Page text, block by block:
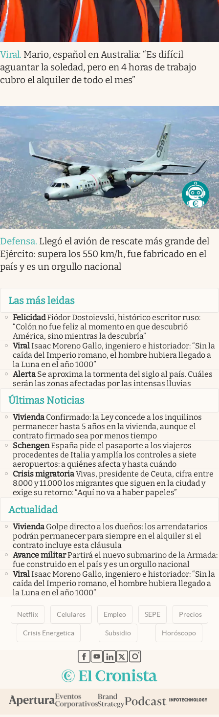
Viral. Mario, español en Australia: “Es difícil
aguantar la soledad, pero en 4 horas de trabajo
cubro el alquiler de todo el mes”
Defensa. Llegó el avión de rescate más grande del
Ejército: supera los 550 km/h, fue fabricado en el
país y es un orgullo nacional
Las más leidas
FelicidadFiódor Dostoievski, histórico escritor ruso:
“Colón no fue feliz al momento en que descubrió
América, sino mientras la descubría”
ViralIsaac Moreno Gallo, ingeniero e historiador: “Sin la
caída del Imperio romano, el hombre hubiera llegado a
la Luna en el año 1000”
Alerta Se aproxima la tormenta del siglo al país. Cuáles
serán las zonas afectadas por las intensas lluvias
Últimas Noticias
Vivienda Confirmado: la Ley concede a los inquilinos
permanecer hasta 5 años en la vivienda, aunque el
contrato firmado sea por menos tiempo
SchengenEspaña pide el pasaporte a los viajeros
procedentes de Italia y amplía los controles a siete
aeropuertos: a quiénes afecta y hasta cuándo
Crisis migratoriaVivas, presidente de Ceuta, cifra entre
8.000 y 11.000 los migrantes que siguen en la ciudad y
exige su retorno: “Aquí no va a haber papeles”
Actualidad
Vivienda Golpe directo a los dueños: los arrendatarios
podrán permanecer para siempre en el alquiler si el
contrato incluye esta cláusula
Avance militarPartirá el nuevo submarino de la Armada:
fue construido en el país y es un orgullo nacional
ViralIsaac Moreno Gallo, ingeniero e historiador: “Sin la
caída del Imperio romano, el hombre hubiera llegado a
la Luna en el año 1000”
Netflix Celulares Empleo SEPE Precios
Crisis Energetica Subsidio Horóscopo
abre en nueva pestaña
abre en nueva pestaña
abre en nueva pestaña
abre en nueva pestaña
abre en nueva pestaña